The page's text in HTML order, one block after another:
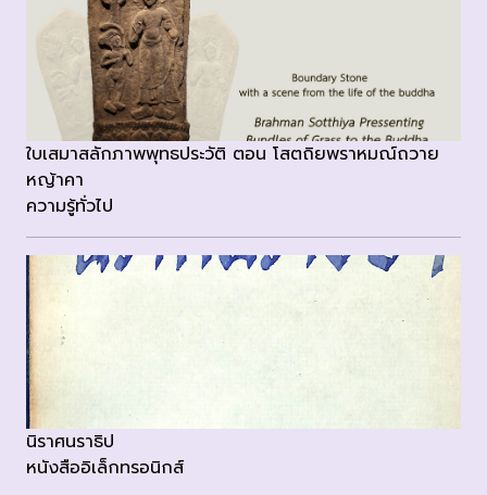
ใบเสมาสลักภาพพุทธประวัติ ตอน โสตถิยพราหมณ์ถวาย
หญ้าคา
ความรู้ทั่วไป
นิราศนราธิป
หนังสืออิเล็กทรอนิกส์